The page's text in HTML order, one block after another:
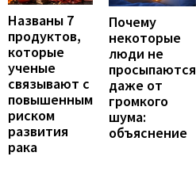
Названы 7
продуктов,
которые
ученые
связывают с
повышенным
риском
развития
рака
Почему
некоторые
люди не
просыпаются
даже от
громкого
шума:
объяснение